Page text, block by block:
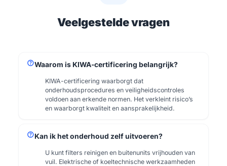
Veelgestelde vragen
helpWaarom is KIWA-certificering belangrijk?
KIWA-certificering waarborgt dat
onderhoudsprocedures en veiligheidscontroles
voldoen aan erkende normen. Het verkleint risico’s
en waarborgt kwaliteit en aansprakelijkheid.
helpKan ik het onderhoud zelf uitvoeren?
U kunt filters reinigen en buitenunits vrijhouden van
vuil. Elektrische of koeltechnische werkzaamheden